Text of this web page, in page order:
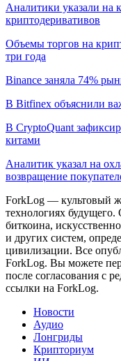
Аналитики указали на
криптодеривативов
Объемы торгов на
три года
Binance заняла 74%
В Bitfinex объяснили
В CryptoQuant
китами
Аналитик указал на
возвращение
ForkLog — культовый
технологиях
биткоина,
и других систем,
цивилизации. Все
ForkLog. Вы можете
после согласования с
ссылки на ForkLog.
Новости
Аудио
Лонгриды
Крипториум